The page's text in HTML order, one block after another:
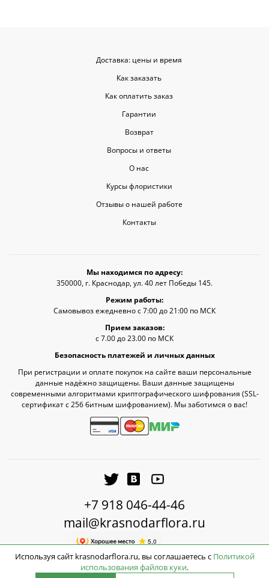
Используя сайт krasnodarflora.ru, вы соглашаетесь с Политикой
использования файлов куки.
Доставка: цены и время
Как заказать
Как оплатить заказ
Гарантии
Возврат
Вопросы и ответы
О нас
Курсы флористики
Отзывы о нашей работе
Контакты
Мы находимся по адресу:
350000, г. Краснодар, ул. 40 лет Победы 145.
Режим работы:
Самовывоз ежедневно с 7:00 до 21:00 по МСК
Прием заказов:
с 7.00 до 23.00 по МСК
Безопасность платежей и личных данных
При регистрации и оплате покупок на сайте ваши персональные
данные надёжно защищены. Ваши данные защищены
современными алгоритмами криптографического шифрования (SSL-
сертификат c 256 битным шифрованием). Мы заботимся о вас!
+7 918 046-44-46
mail@krasnodarflora.ru